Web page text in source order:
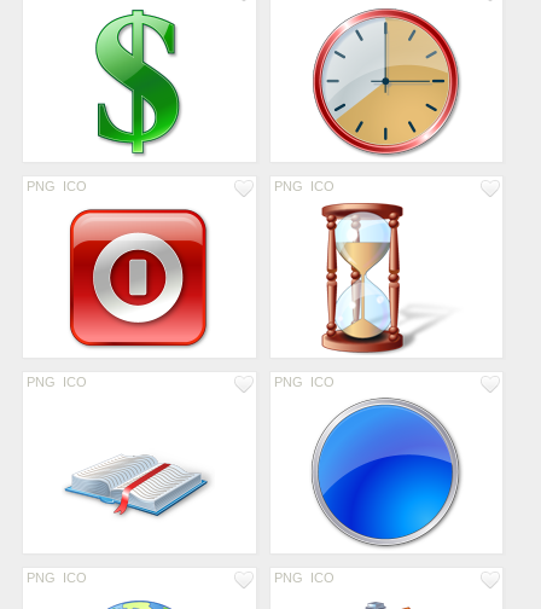
PNG ICO PNG ICO
PNG ICO PNG ICO
PNG ICO PNG ICO